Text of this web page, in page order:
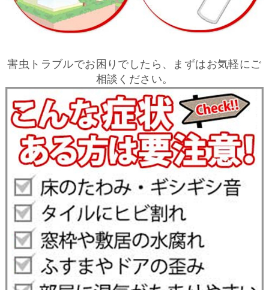
害虫トラブルでお困りでしたら、まずはお気軽にご
相談ください。